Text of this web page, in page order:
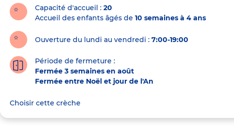
crècheCapacité d'accueil
20
Accueil des enfants âgés de 10 semaines à 4 ans
Ouverture du lundi au vendredi : 7:00-19:00
Période de fermeture :
Fermée 3 semaines en août
Fermée entre Noël et jour de l'An
Choisir cette crèche